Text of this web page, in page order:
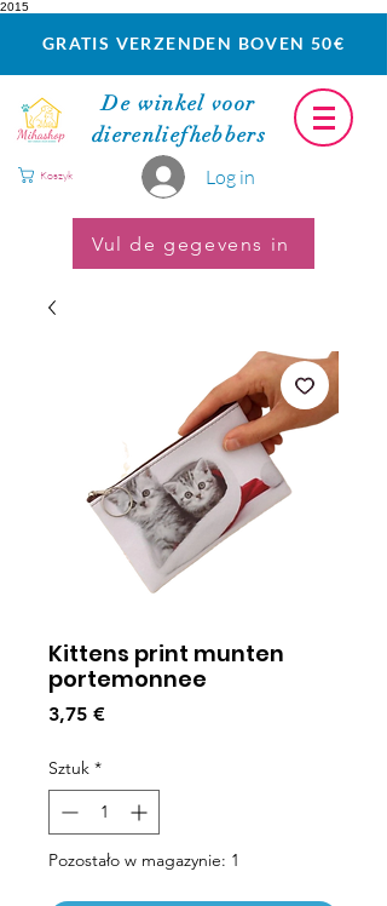
2015
GRATIS VERZENDEN BOVEN 50€
De winkel voor
dierenliefhebbers
Log in
Koszyk
Vul de gegevens in
Kittens print munten
portemonnee
3,75 €Cena
Sztuk *
Pozostało w magazynie: 1